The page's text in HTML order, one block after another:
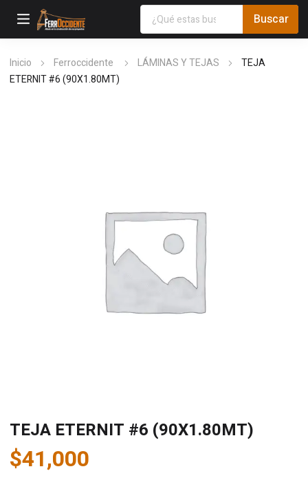
Inicio Ferroccidente LÁMINAS Y TEJAS
TEJA
ETERNIT #6 (90X1.80MT)
TEJA ETERNIT #6 (90X1.80MT)
$41,000